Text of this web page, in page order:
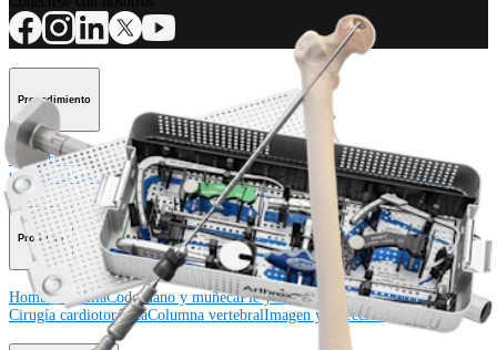
Procedimiento
HombroRodillaCodoMano y muñecaPie y
tobilloCaderaOrtobiológicosCirugía cardiotorácica Columna vertebral
Producto
Hombro RodillaCodoMano y muñecaPie y tobillo CaderaOrtobiológicos
Cirugía cardiotorácicaColumna vertebralImagen y resección